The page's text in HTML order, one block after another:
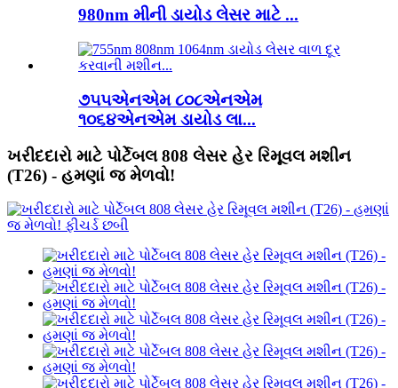
980nm મીની ડાયોડ લેસર માટે ...
૭૫૫એનએમ ૮૦૮એનએમ
૧૦૬૪એનએમ ડાયોડ લા...
ખરીદદારો માટે પોર્ટેબલ 808 લેસર હેર રિમૂવલ મશીન
(T26) - હમણાં જ મેળવો!